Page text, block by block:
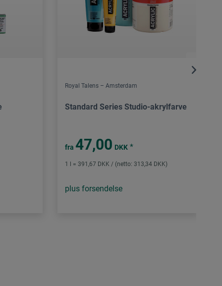
Royal Talens – Amsterdam
Standard Series Studio-akrylfarve
fra 47,00 DKK *
1 l = 391,67 DKK / (netto: 313,34 DKK)
plus forsendelse